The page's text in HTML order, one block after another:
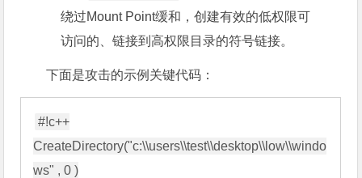
绕过Mount Point缓和，创建有效的低权限可
访问的、链接到高权限目录的符号链接。
下面是攻击的示例关键代码：
#!c++
CreateDirectory("c:\\users\\test\\desktop\\low\\windo
ws" , 0 )